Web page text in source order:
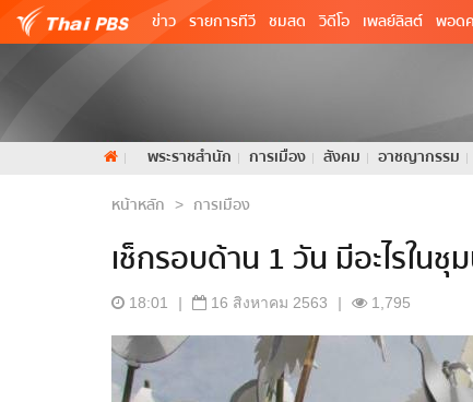
ข่าว รายการทีวี ชมสด วิดีโอ เพลย์ลิสต์ พอด
พระราชสำนัก การเมือง สังคม อาชญากรรม
หน้าหลัก
> การเมือง
เช็กรอบด้าน 1 วัน มีอะไรในชุ
18:01 | 16 สิงหาคม 2563 | 1,795